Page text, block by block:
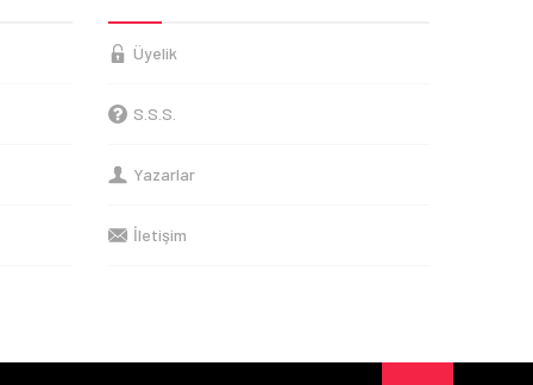
Üyelik
S.S.S.
Yazarlar
İletişim